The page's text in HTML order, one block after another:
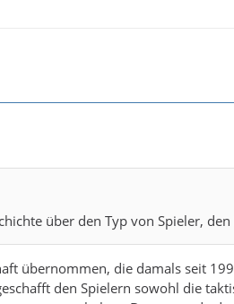
über den Typ von Spieler,
übernommen, die damals seit
den Spielern sowohl die